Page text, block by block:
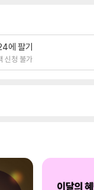
에 팔기
신청 불가